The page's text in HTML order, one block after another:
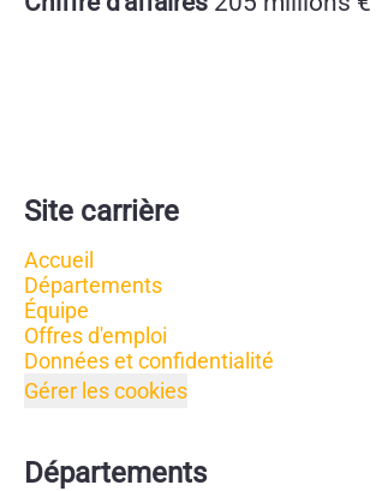
Site carrière
Accueil
Départements
Équipe
Offres d'emploi
Données et confidentialité
Gérer les cookies
Départements